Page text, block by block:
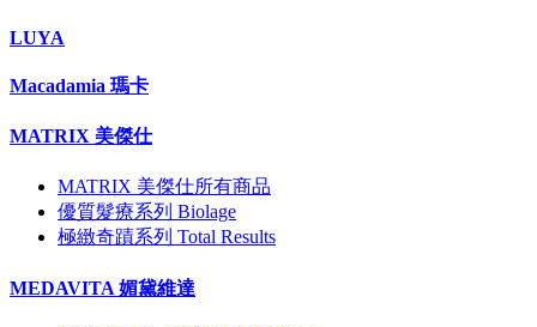
LUYA
Macadamia 瑪卡
MATRIX 美傑仕
MATRIX 美傑仕所有商品
優質髮療系列 Biolage
極緻奇蹟系列 Total Results
MEDAVITA 媚黛維達